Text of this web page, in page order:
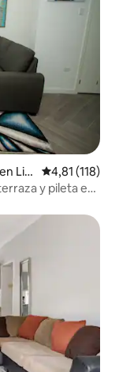
Lig
Calificación
4,81 (118)
y pileta en